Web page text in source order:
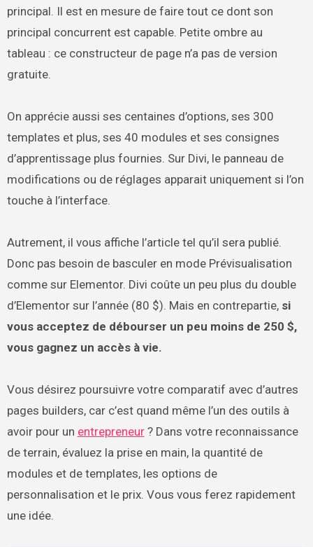
principal. Il est en mesure de faire tout ce dont son
principal concurrent est capable. Petite ombre au
tableau : ce constructeur de page n’a pas de version
gratuite.
On apprécie aussi ses centaines d’options, ses 300
templates et plus, ses 40 modules et ses consignes
d’apprentissage plus fournies. Sur Divi, le panneau de
modifications ou de réglages apparait uniquement si l’on
touche à l’interface.
Autrement, il vous affiche l’article tel qu’il sera publié.
Donc pas besoin de basculer en mode Prévisualisation
comme sur Elementor. Divi coûte un peu plus du double
d’Elementor sur l’année (80 $). Mais en contrepartie, si
vous acceptez de débourser un peu moins de 250 $,
vous gagnez un accès à vie.
Vous désirez poursuivre votre comparatif avec d’autres
pages builders, car c’est quand même l’un des outils à
avoir pour un entrepreneur? Dans votre reconnaissance
de terrain, évaluez la prise en main, la quantité de
modules et de templates, les options de
personnalisation et le prix. Vous vous ferez rapidement
une idée.